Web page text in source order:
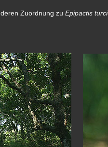
Zuordnung zu Epipactis